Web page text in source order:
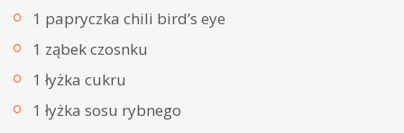
1 papryczka chili bird’s eye
1 ząbek czosnku
1 łyżka cukru
1 łyżka sosu rybnego